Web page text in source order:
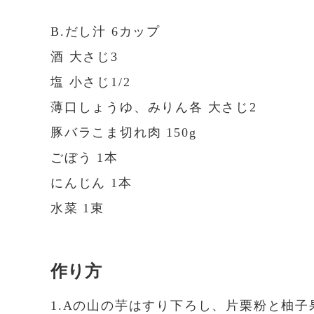
B.だし汁 6カップ
酒 大さじ3
塩 小さじ1/2
薄口しょうゆ、みりん各 大さじ2
豚バラこま切れ肉 150g
ごぼう 1本
にんじん 1本
水菜 1束
作り方
1.Aの山の芋はすり下ろし、片栗粉と柚子